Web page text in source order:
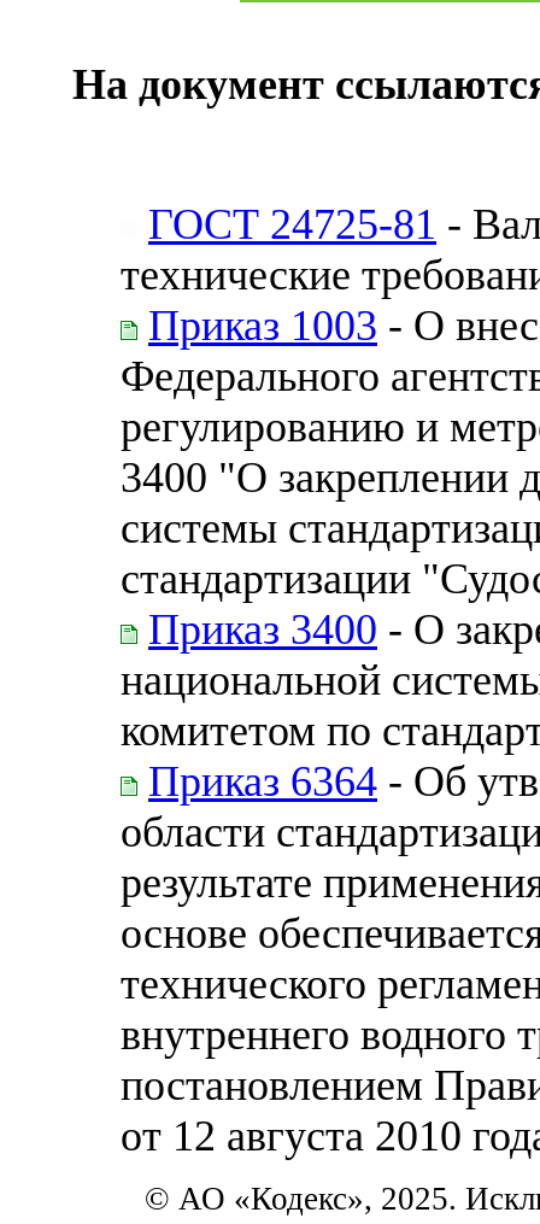
На документ
ГОСТ 24725-81 -
технические
Приказ 1003 - О
Федерального
регулированию и
3400 "О закреплении
системы
стандартизации
Приказ 3400 - О
национальной
комитетом по
Приказ 6364 - Об
области
результате
основе
технического
внутреннего водного
постановлением
от 12 августа 2010
© АО «Кодекс», 2025.